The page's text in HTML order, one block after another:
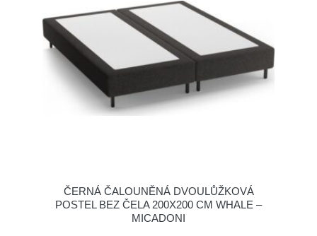
ČERNÁ ČALOUNĚNÁ DVOULŮŽKOVÁ
POSTEL BEZ ČELA 200X200 CM WHALE –
MICADONI